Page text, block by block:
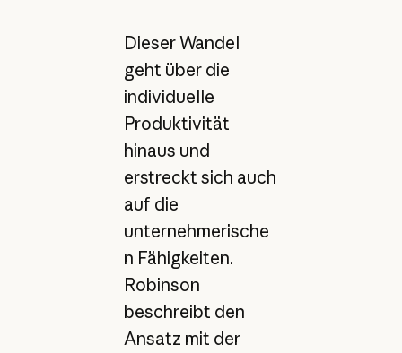
Dieser Wandel
geht über die
individuelle
Produktivität
hinaus und
erstreckt sich auch
auf die
unternehmerische
n Fähigkeiten.
Robinson
beschreibt den
Ansatz mit der